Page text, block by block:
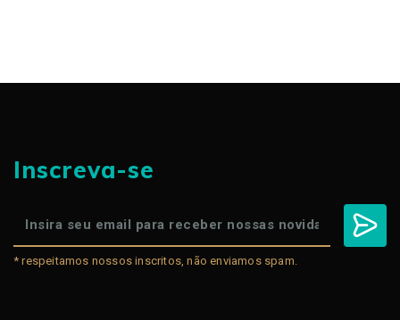
Inscreva-se
* respeitamos nossos inscritos, não enviamos spam.